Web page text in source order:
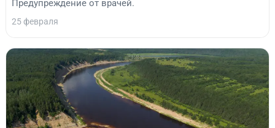
Предупреждение от врачей.
25 февраля